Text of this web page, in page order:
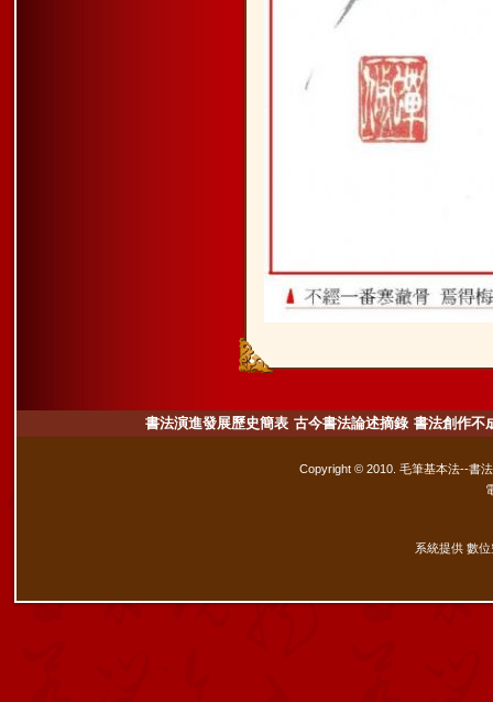
書法演進發展歷史簡表 古今書法論述摘錄 書法創作不
Copyright © 2010. 毛筆基本法--書
系統提供 數